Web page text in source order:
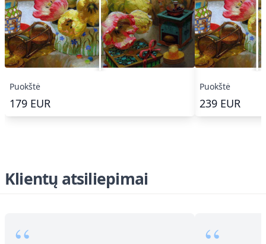
Puokštė
179 EUR
Puokštė
239 EUR
Klientų atsiliepimai